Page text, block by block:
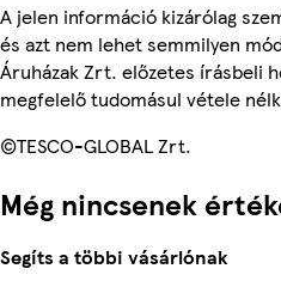
A jelen információ kizárólag
és azt nem lehet semmilyen
Áruházak Zrt. előzetes írásbeli
megfelelő tudomásul vétele
©TESCO-GLOBAL Zrt.
Még nincsenek
Segíts a többi vásárlónak